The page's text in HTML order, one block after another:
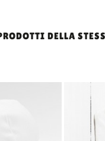
DELLA